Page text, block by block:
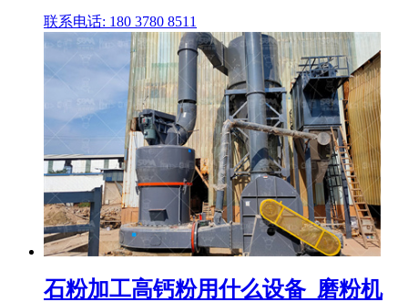
联系电话: 180 3780 8511
石粉加工高钙粉用什么设备_磨粉机